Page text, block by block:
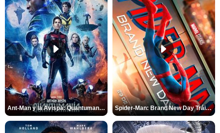
Ant-Man y la Avispa: Quantumanía Tráiler (2) Spider-Man: Brand New Day Tráiler (3)